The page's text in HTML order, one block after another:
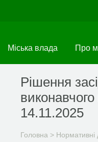
Міська влада Про
Рішення
виконавчого
14.11.2025
Головна > Нормативні